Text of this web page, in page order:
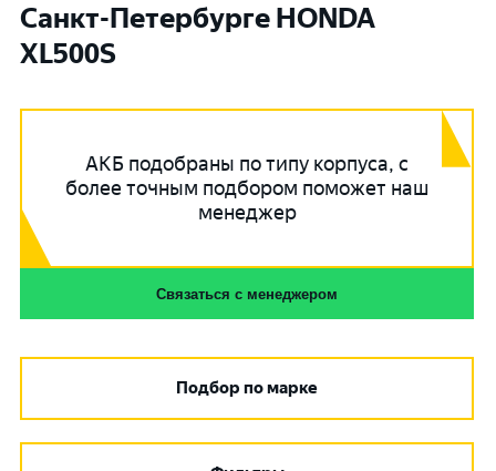
Санкт-Петербурге HONDA
XL500S
АКБ подобраны по типу корпуса, с
более точным подбором поможет наш
менеджер
Связаться с менеджером
Подбор по марке